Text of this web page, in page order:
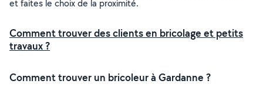
et faites le choix de la proximité.
Comment trouver des clients en bricolage et petits
travaux ?
Comment trouver un bricoleur à Gardanne ?